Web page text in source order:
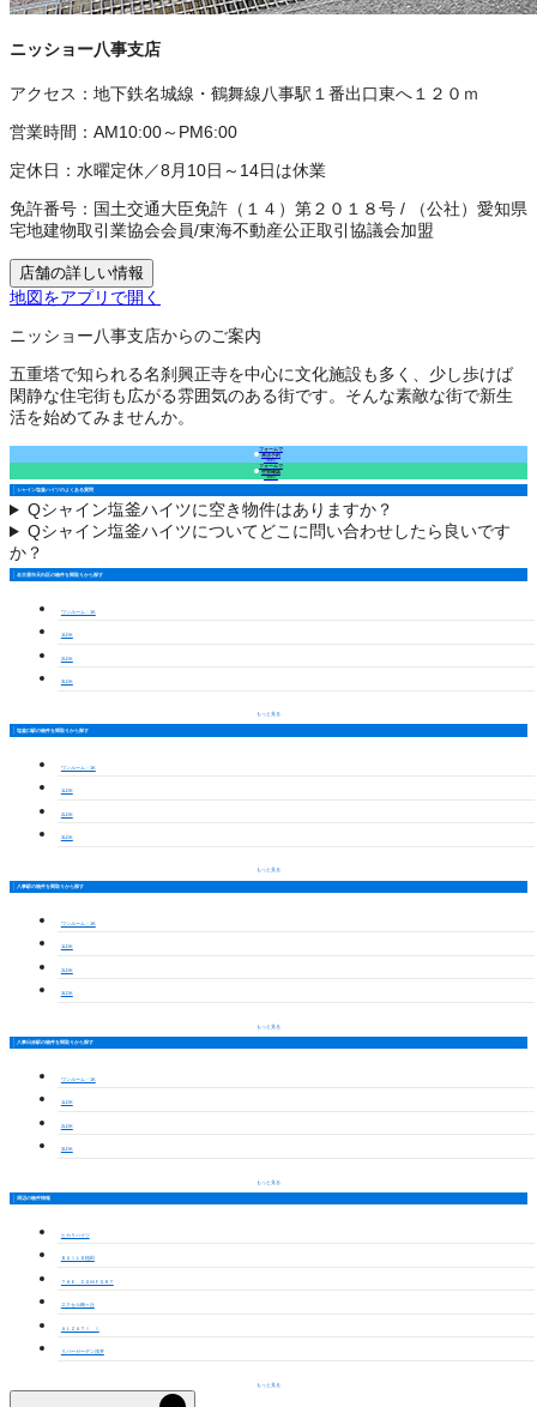
ニッショー八事支店
アクセス： 地下鉄名城線・鶴舞線八事駅１番出口東へ１２０ｍ
営業時間： AM10:00～PM6:00
定休日： 水曜定休／8月10日～14日は休業
免許番号： 国土交通大臣免許（１４）第２０１８号 /
（公社）愛知県
宅地建物取引業協会会員/東海不動産公正取引協議会加盟
店舗の詳しい情報
地図をアプリで開く
ニッショー八事支店からのご案内
五重塔で知られる名刹興正寺を中心に文化施設も多く、少し歩けば
閑静な住宅街も広がる雰囲気のある街です。そんな素敵な街で新生
活を始めてみませんか。
フォームで
来店予約
（無料）
フォームで
空室確認
（無料）
シャイン塩釜ハイツのよくある質問
Qシャイン塩釜ハイツに空き物件はありますか？
Qシャイン塩釜ハイツについてどこに問い合わせしたら良いです
か？
名古屋市天白区の物件を間取りから探す
ワンルーム・1K
1LDK
2LDK
3LDK
もっと見る
塩釜口駅の物件を間取りから探す
ワンルーム・1K
1LDK
2LDK
3LDK
もっと見る
八事駅の物件を間取りから探す
ワンルーム・1K
1LDK
2LDK
3LDK
もっと見る
八事日赤駅の物件を間取りから探す
ワンルーム・1K
1LDK
2LDK
3LDK
もっと見る
周辺の物件情報
ヒカリハイツ
ＢＵＩＬＤ植田
ＴＨＥ ＣＯＭＦＯＲＴ
エクセル梅ヶ丘
ＡＬＺＡＴＩ Ⅰ
リバーガーデン浅井
もっと見る